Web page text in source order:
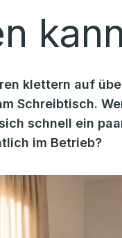
klettern auf
Schreibtisch.
schnell ein
im Betrieb?